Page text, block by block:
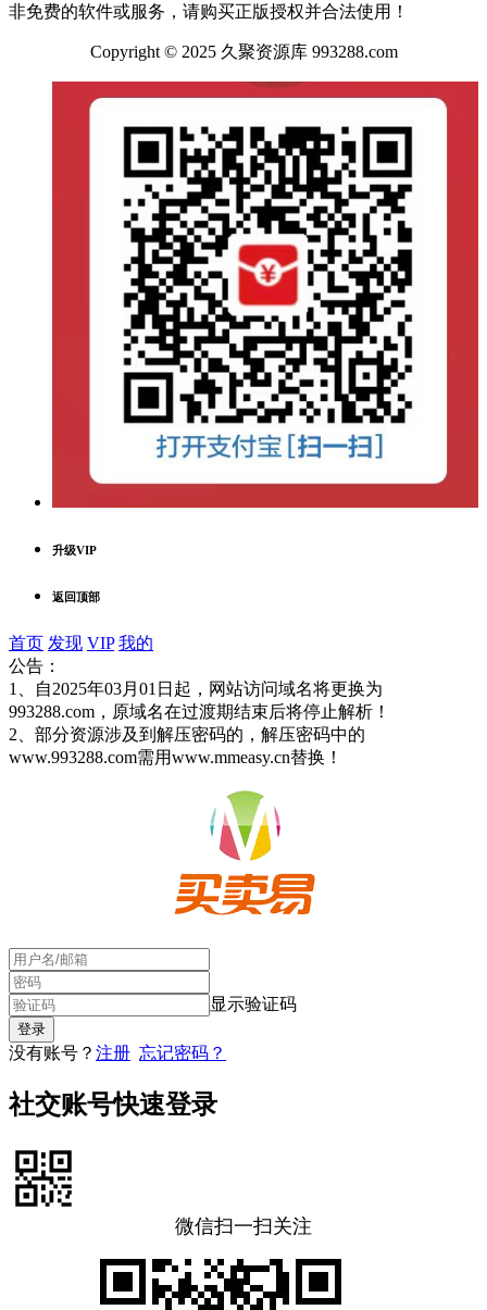
非免费的软件或服务，请购买正版授权并合法使用！
Copyright © 2025 久聚资源库 993288.com
升级VIP
返回顶部
首页 发现 VIP 我的
公告：
1、自2025年03月01日起，网站访问域名将更换为
993288.com，原域名在过渡期结束后将停止解析！
2、部分资源涉及到解压密码的，解压密码中的
www.993288.com需用www.mmeasy.cn替换！
显示验证码
没有账号？ 注册 忘记密码？
社交账号快速登录
微信扫一扫关注